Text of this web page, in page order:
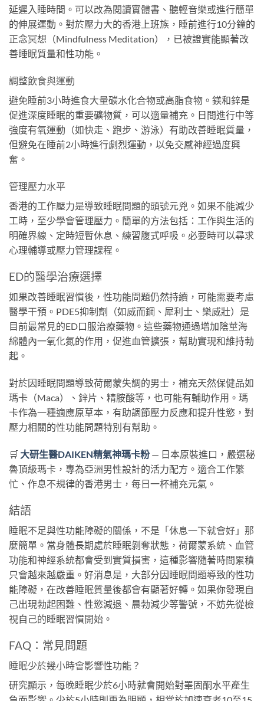
延遲入睡時間。可以改為閱讀實體書、聽輕音樂或進行簡單
的伸展運動。對於壓力大的香港上班族，睡前進行10分鐘的
正念冥想（Mindfulness Meditation），已被證實能顯著改
善睡眠質量和性功能。
調整飲食與運動
避免睡前3小時進食大量碳水化合物或高脂食物。鎂和鋅是
促進深度睡眠的重要礦物質，可以適量補充。日間進行中等
強度有氧運動（如快走、跑步、游泳）有助改善睡眠質量，
但避免在睡前2小時進行劇烈運動，以免交感神經過度興
奮。
管理壓力水平
香港的工作壓力是導致睡眠問題的頭號元兇。如果不能減少
工時，至少學會管理壓力。簡單的方法包括：工作與生活的
明確界線、定時短暫休息、練習腹式呼吸。必要時可以尋求
心理輔導或壓力管理課程。
ED的醫學治療選擇
如果改善睡眠習慣後，性功能問題仍然持續，可能需要考慮
醫學干預。PDE5抑制劑（如威而鋼、犀利士、樂威壯）是
目前最常見的ED口服治療藥物。這些藥物通過增加陰莖海
綿體內一氧化氮的作用，促進血管擴張，幫助實現和維持勃
起。
對於因睡眠問題導致荷爾蒙失調的男士，補充天然保健品如
瑪卡（Maca）、鋅片、精胺酸等，也可能有輔助作用。瑪
卡作為一種適應原草本，有助調節壓力反應和提升性慾，對
壓力相關的性功能問題特別有幫助。
🛒 大研生醫DAIKEN精氣神瑪卡粉 — 日本原裝進口，嚴選秘
魯頂級瑪卡，專為亞洲男性設計的活力配方。適合工作繁
忙、作息不規律的香港男士，每日一杯補充元氣。
結語
睡眠不足與性功能障礙的關係，不是「休息一下就會好」那
麼簡單。當身體長期處於睡眠剝奪狀態，荷爾蒙系統、血管
功能和神經系統都會受到實質損害，這種影響隨著時間累積
只會越來越嚴重。好消息是，大部分因睡眠問題導致的性功
能障礙，在改善睡眠質量後都會有顯著好轉。如果你發現自
己出現勃起困難、性慾減退、晨勃減少等警號，不妨先從檢
視自己的睡眠習慣開始。
FAQ：常見問題
睡眠少於幾小時會影響性功能？
研究顯示，每晚睡眠少於6小時就會開始對睪固酮水平產生